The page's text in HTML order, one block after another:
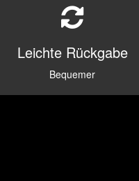
Leichte Rückgabe
Bequemer